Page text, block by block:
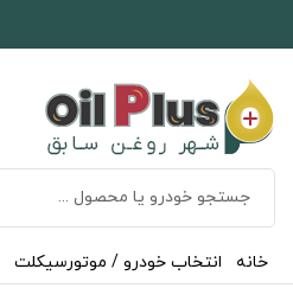
خانه انتخاب خودرو / موتورسیکلت